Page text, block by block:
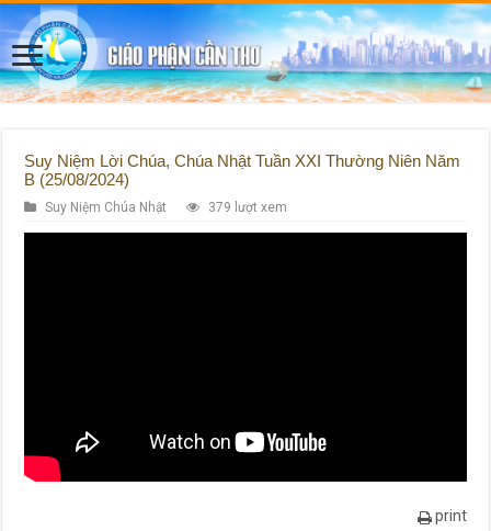
Suy Niệm Lời Chúa, Chúa Nhật Tuần XXI Thường Niên Năm
B (25/08/2024)
Suy Niệm Chúa Nhật 379 lượt xem
print